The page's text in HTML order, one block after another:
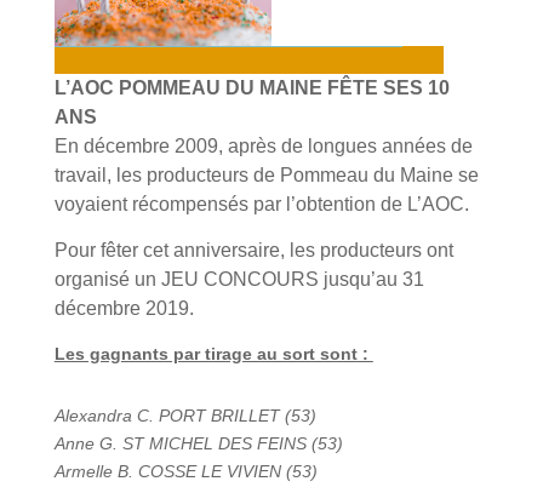
L’AOC POMMEAU DU MAINE FÊTE SES 10
ANS
En décembre 2009, après de longues années de
travail, les producteurs de Pommeau du Maine se
voyaient récompensés par l’obtention de L’AOC.
Pour fêter cet anniversaire, les producteurs ont
organisé un JEU CONCOURS jusqu’au 31
décembre 2019.
Les gagnants par tirage au sort sont :
Alexandra C. PORT BRILLET (53)
Anne G. ST MICHEL DES FEINS (53)
Armelle B. COSSE LE VIVIEN (53)